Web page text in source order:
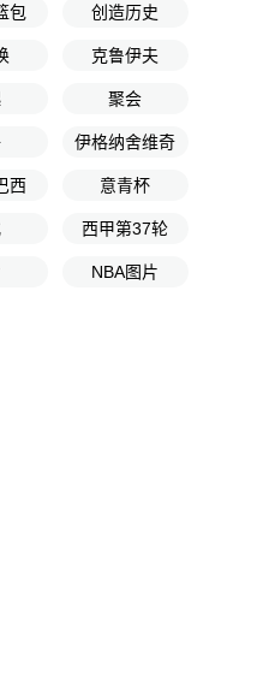
包 创造历史
克鲁伊夫
聚会
伊格纳舍维奇
西 意青杯
西甲第37轮
NBA图片